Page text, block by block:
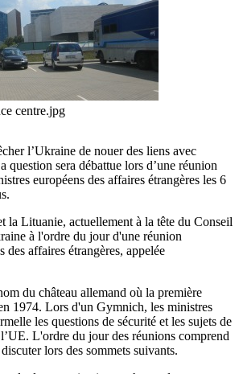
centre.jpg
l’Ukraine de nouer des liens avec
question sera débattue lors d’une réunion
européens des affaires étrangères les 6
la Lituanie, actuellement à la tête du Conseil
à l'ordre du jour d'une réunion
des affaires étrangères, appelée
du château allemand où la première
1974. Lors d'un Gymnich, les ministres
les questions de sécurité et les sujets de
L'ordre du jour des réunions comprend
lors des sommets suivants.